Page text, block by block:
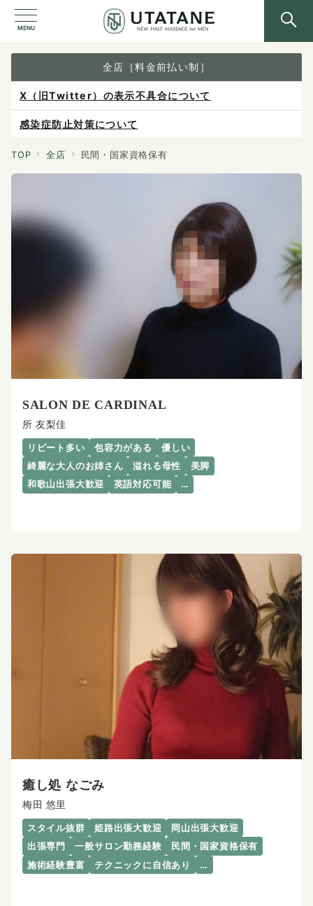
MENU
全店［料金前払い制］
X（旧Twitter）の表示不具合について
感染症防止対策について
ご予約は各店へ直接お問い合わせください。
TOP 全店 民間・国家資格保有
SALON DE CARDINAL
所 友梨佳
リピート多い 包容力がある
優しい
綺麗な大人のお姉さん
溢れる母性
美脚
和歌山出張大歓迎
英語対応可能 …
癒し処 なごみ
梅田 悠里
スタイル抜群 姫路出張大歓迎
岡山出張大歓迎
出張専門
一般サロン勤務経験
民間・国家資格保有
施術経験豊富
テクニックに自信あり …